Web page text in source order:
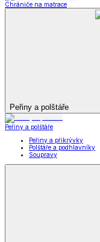
Chrániče na matrace
Peřiny a polštáře
Peřiny a polštáře
Peřiny a přikrývky
Polštáře a podhlavníky
Soupravy